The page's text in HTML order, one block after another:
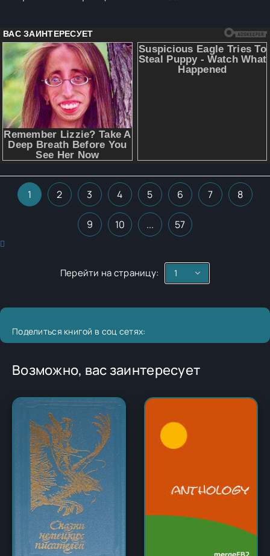
1 2 3 4 5 6 7 8
9 10 ... 57
Перейти на страницу:
Поделиться книгой в соц сетях:
Возможно, вас заинтересует